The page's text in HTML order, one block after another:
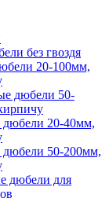
без гвоздя
20-100мм,
дюбели 50-
дюбели 20-40мм,
дюбели 50-200мм,
дюбели для